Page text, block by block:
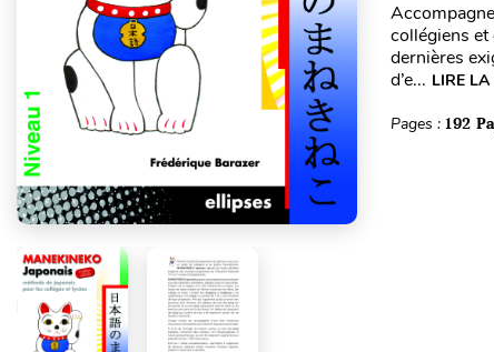
collégiens et
dernières
d’e... LIRE LA
Pages : 192